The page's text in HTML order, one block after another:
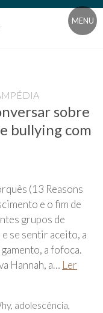
MENU
sobre
bullying com
(13 Reasons
e o fim de
grupos de
se sentir aceito, a
a fofoca.
Hannah, a… Ler
, adolescência,